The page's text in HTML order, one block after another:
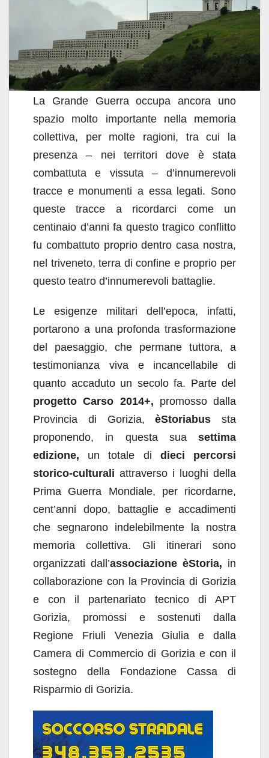
La Grande Guerra occupa ancora uno
spazio molto importante nella memoria
collettiva, per molte ragioni, tra cui la
presenza – nei territori dove è stata
combattuta e vissuta – d’innumerevoli
tracce e monumenti a essa legati. Sono
queste tracce a ricordarci come un
centinaio d’anni fa questo tragico conflitto
fu combattuto proprio dentro casa nostra,
nel triveneto, terra di confine e proprio per
questo teatro d’innumerevoli battaglie.
Le esigenze militari dell’epoca, infatti,
portarono a una profonda trasformazione
del paesaggio, che permane tuttora, a
testimonianza viva e incancellabile di
quanto accaduto un secolo fa. Parte del
progetto Carso 2014+, promosso dalla
Provincia di Gorizia,èStoriabus sta
proponendo, in questa sua settima
edizione, un totale di dieci percorsi
storico-culturali attraverso i luoghi della
Prima Guerra Mondiale, per ricordarne,
cent’anni dopo, battaglie e accadimenti
che segnarono indelebilmente la nostra
memoria collettiva. Gli itinerari sono
organizzati dall’associazione èStoria, in
collaborazione con la Provincia di Gorizia
e con il partenariato tecnico di APT
Gorizia, promossi e sostenuti dalla
Regione Friuli Venezia Giulia e dalla
Camera di Commercio di Gorizia e con il
sostegno della Fondazione Cassa di
Risparmio di Gorizia.